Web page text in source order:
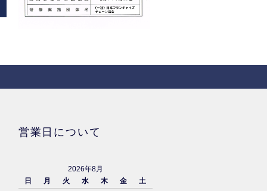
営業日について
2026年8月
日
月 火 水 木 金
土